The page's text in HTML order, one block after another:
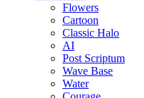
Flowers
Cartoon
Classic Halo
AI
Post Scriptum
Wave Base
Water